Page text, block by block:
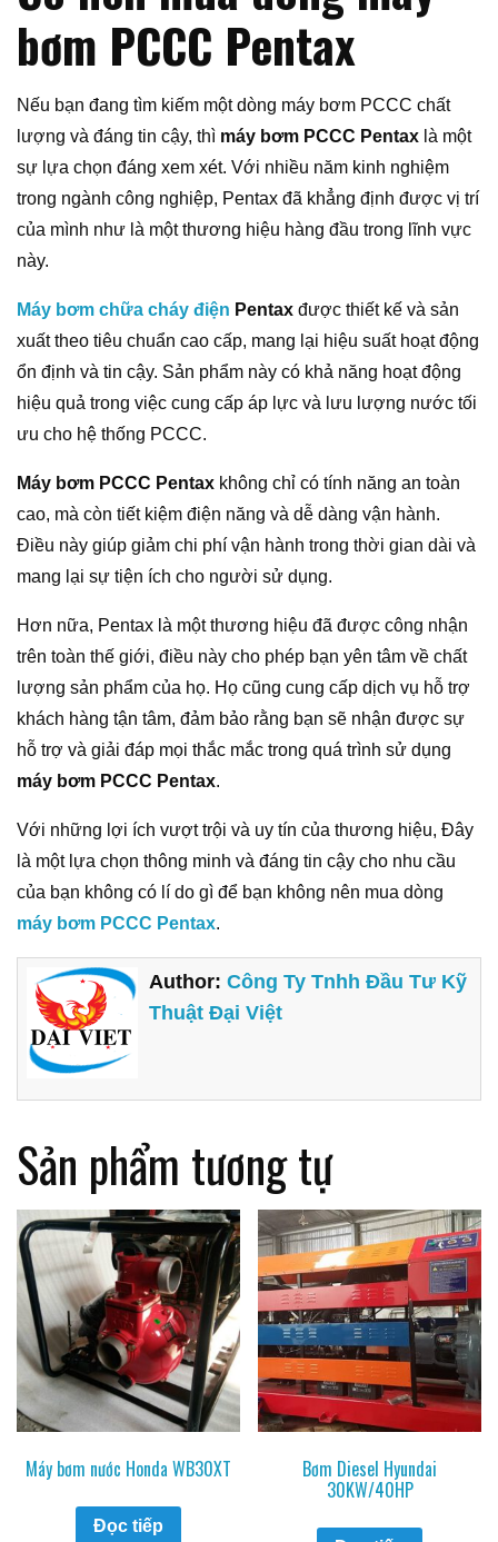
bơm PCCC Pentax
Nếu bạn đang tìm kiếm một dòng máy bơm PCCC chất
lượng và đáng tin cậy, thì máy bơm PCCC Pentax là một
sự lựa chọn đáng xem xét. Với nhiều năm kinh nghiệm
trong ngành công nghiệp, Pentax đã khẳng định được vị trí
của mình như là một thương hiệu hàng đầu trong lĩnh vực
này.
Máy bơm chữa cháy điện Pentax được thiết kế và sản
xuất theo tiêu chuẩn cao cấp, mang lại hiệu suất hoạt động
ổn định và tin cậy. Sản phẩm này có khả năng hoạt động
hiệu quả trong việc cung cấp áp lực và lưu lượng nước tối
ưu cho hệ thống PCCC.
Máy bơm PCCC Pentax không chỉ có tính năng an toàn
cao, mà còn tiết kiệm điện năng và dễ dàng vận hành.
Điều này giúp giảm chi phí vận hành trong thời gian dài và
mang lại sự tiện ích cho người sử dụng.
Hơn nữa, Pentax là một thương hiệu đã được công nhận
trên toàn thế giới, điều này cho phép bạn yên tâm về chất
lượng sản phẩm của họ. Họ cũng cung cấp dịch vụ hỗ trợ
khách hàng tận tâm, đảm bảo rằng bạn sẽ nhận được sự
hỗ trợ và giải đáp mọi thắc mắc trong quá trình sử dụng
máy bơm PCCC Pentax.
Với những lợi ích vượt trội và uy tín của thương hiệu, Đây
là một lựa chọn thông minh và đáng tin cậy cho nhu cầu
của bạn không có lí do gì để bạn không nên mua dòng
máy bơm PCCC Pentax.
Author:Công Ty Tnhh Đầu Tư Kỹ
Thuật Đại Việt
Sản phẩm tương tự
Máy bơm nước Honda WB30XT
Đọc tiếp
Bơm Diesel Hyundai
30KW/40HP